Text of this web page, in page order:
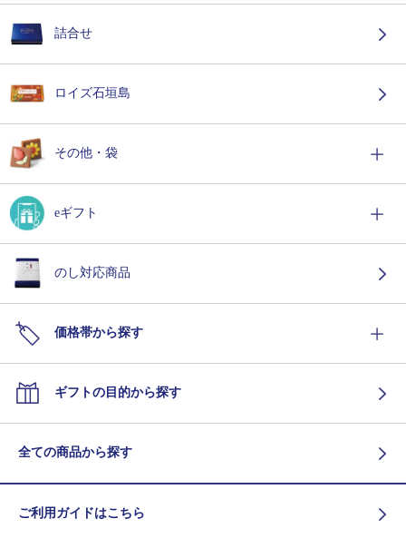
詰合せ
ロイズ石垣島
その他・袋
eギフト
のし対応商品
価格帯から探す
ギフトの目的から探す
全ての商品から探す
ご利用ガイドはこちら